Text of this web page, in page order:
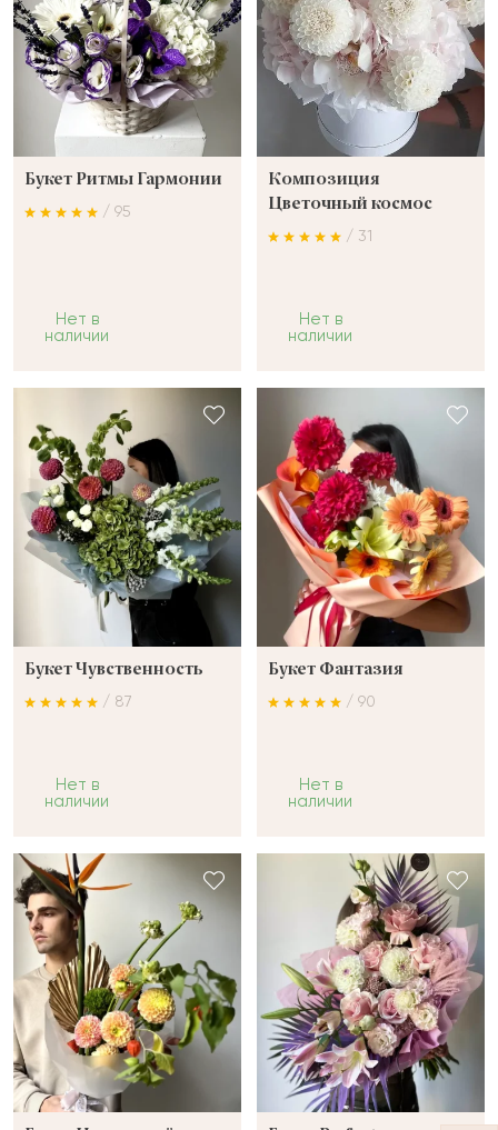
Букет Ритмы Гармонии
/ 95
Нет в
наличии
Композиция
Цветочный космос
/ 31
Нет в
наличии
Букет Чувственность
/ 87
Нет в
наличии
Букет Фантазия
/ 90
Нет в
наличии